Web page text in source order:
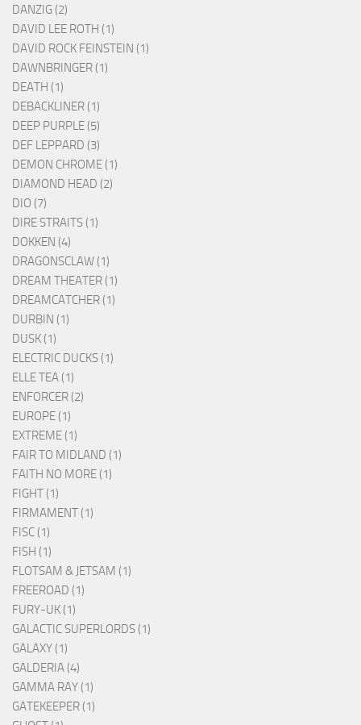
DANZIG (2)
DAVID LEE ROTH (1)
DAVID ROCK FEINSTEIN (1)
DAWNBRINGER (1)
DEATH (1)
DEBACKLINER (1)
DEEP PURPLE (5)
DEF LEPPARD (3)
DEMON CHROME (1)
DIAMOND HEAD (2)
DIO (7)
DIRE STRAITS (1)
DOKKEN (4)
DRAGONSCLAW (1)
DREAM THEATER (1)
DREAMCATCHER (1)
DURBIN (1)
DUSK (1)
ELECTRIC DUCKS (1)
ELLE TEA (1)
ENFORCER (2)
EUROPE (1)
EXTREME (1)
FAIR TO MIDLAND (1)
FAITH NO MORE (1)
FIGHT (1)
FIRMAMENT (1)
FISC (1)
FISH (1)
FLOTSAM & JETSAM (1)
FREEROAD (1)
FURY-UK (1)
GALACTIC SUPERLORDS (1)
GALAXY (1)
GALDERIA (4)
GAMMA RAY (1)
GATEKEEPER (1)